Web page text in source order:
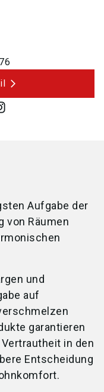
Aufgabe der
von Räumen
und
auf
garantieren
in den
Entscheidung